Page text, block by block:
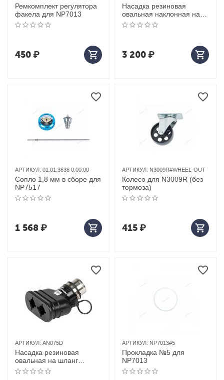
Ремкомплект регулятора
факела для NP7013
450₽
Насадка резиновая
овальная наклонная на
шланг D=75мм
3 200₽
АРТИКУЛ: 01.01.3636 0:00:00
Сопло 1,8 мм в сборе для
NP7517
1 568₽
АРТИКУЛ: N3009R#WHEEL-OUT
Колесо для N3009R (без
тормоза)
415₽
АРТИКУЛ: AN075D
Насадка резиновая
овальная на шланг
D=75мм
АРТИКУЛ: NP7013#5
Прокладка №5 для
NP7013